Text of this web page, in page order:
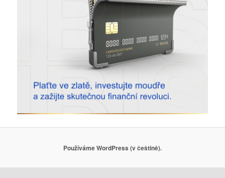
Používáme WordPress (v češtině).